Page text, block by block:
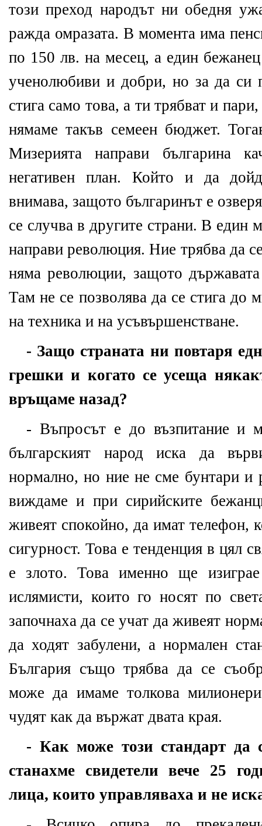
този преход народът ни обедня
ражда омразата. В момента има
по 150 лв. на месец, а един
ученолюбиви и добри, но за да си
стига само това, а ти трябват и
нямаме такъв семеен бюджет.
Мизерията направи българина
негативен план. Който и да
внимава, защото българинът е
се случва в другите страни. В
направи революция. Ние трябва да
няма революции, защото
Там не се позволява да се стига до
на техника и на усъвършенстване.
- Защо страната ни повтаря
грешки и когато се усеща
връщаме назад?
- Въпросът е до възпитание и
българският народ иска да
нормално, но ние не сме бунтари
виждаме и при сирийските
живеят спокойно, да имат телефон,
сигурност. Това е тенденция в цял
е злото. Това именно ще
ислямисти, които го носят по
започнаха да се учат да живеят
да ходят забулени, а нормален
България също трябва да се
може да имаме толкова
чудят как да вържат двата края.
- Как може този стандарт да
станахме свидетели вече 25
лица, които управляваха и не